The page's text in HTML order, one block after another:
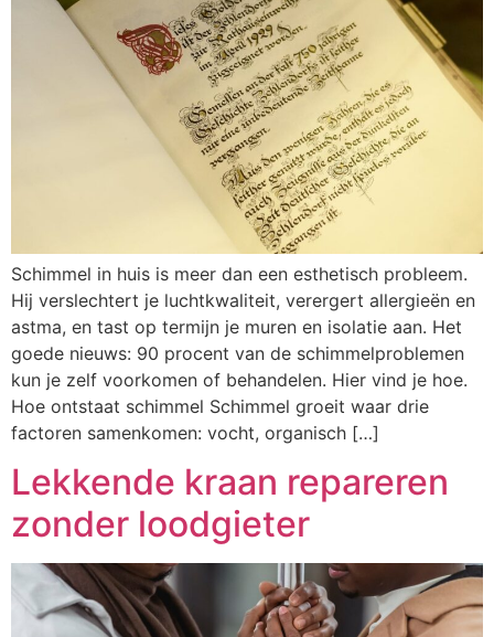
Schimmel in huis is meer dan een esthetisch probleem.
Hij verslechtert je luchtkwaliteit, verergert allergieën en
astma, en tast op termijn je muren en isolatie aan. Het
goede nieuws: 90 procent van de schimmelproblemen
kun je zelf voorkomen of behandelen. Hier vind je hoe.
Hoe ontstaat schimmel Schimmel groeit waar drie
factoren samenkomen: vocht, organisch […]
Lekkende kraan repareren
zonder loodgieter